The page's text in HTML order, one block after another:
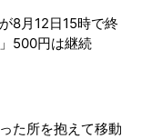
8月12日15時で終
500円は継続
た所を抱えて移動